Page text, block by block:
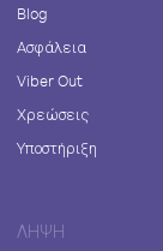
Blog
Ασφάλεια
Viber Out
Χρεώσεις
Υποστήριξη
ΛΉΨΗ